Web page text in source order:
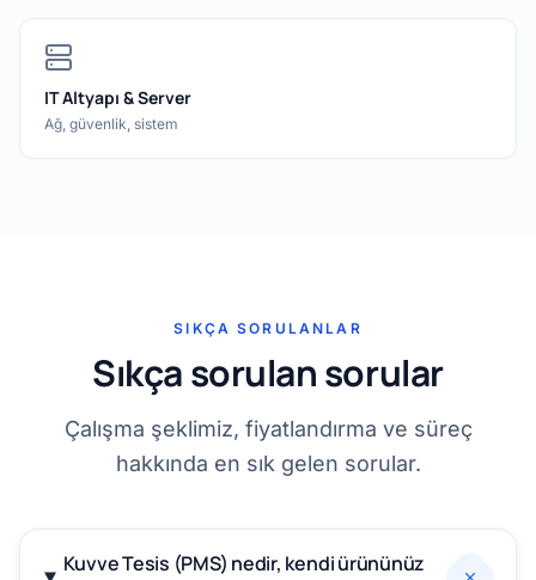
IT Altyapı & Server
Ağ, güvenlik, sistem
SIKÇA SORULANLAR
Sıkça sorulan sorular
Çalışma şeklimiz, fiyatlandırma ve süreç
hakkında en sık gelen sorular.
Kuvve Tesis (PMS) nedir, kendi ürününüz